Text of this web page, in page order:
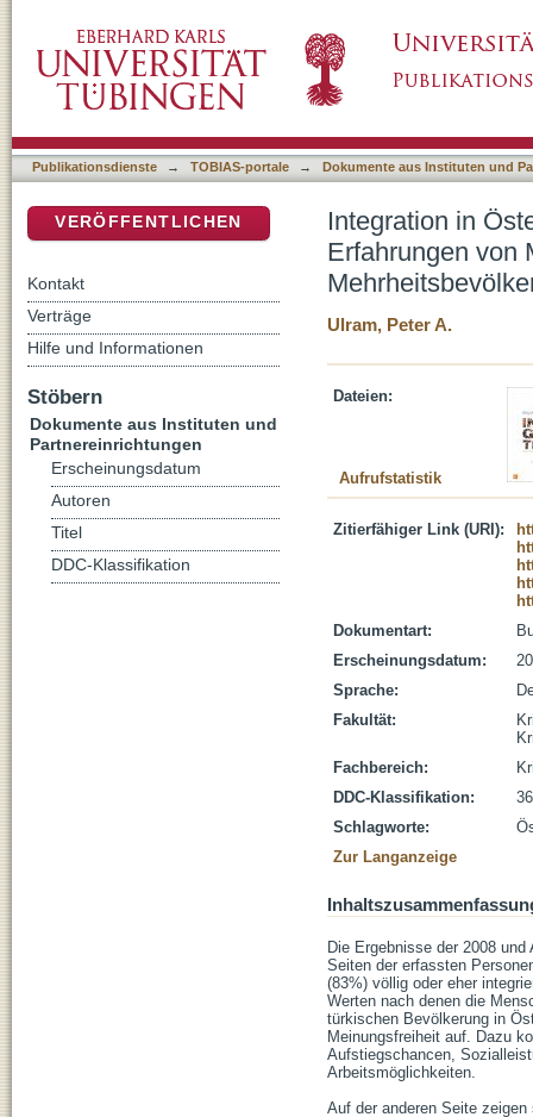
Angehörigen der Mehrheitsbevölkerung
Publikationsdienste → TOBIAS-portale → Dokumente aus Instituten und
Integration in
Erfahrungen von
Ulram, Peter A.
Dateien:
Aufrufstatistik
Zitierfähiger Link (URI):
Dokumentart:
Erscheinungsdatum:
Sprache:
Fakultät:
Fachbereich:
DDC-Klassifikation:
Schlagworte:
Zur Langanzeige
Die Ergebnisse der 2008
Seiten der erfassten
(83%) völlig oder eher
Werten nach denen die
türkischen Bevölkerung in
Meinungsfreiheit auf. Dazu
Aufstiegschancen,
Arbeitsmöglichkeiten.
Auf der anderen Seite
VERÖFFENTLICHEN
Kontakt
Verträge
Hilfe und Informationen
Stöbern
Dokumente aus Instituten und
Partnereinrichtungen
Erscheinungsdatum
Autoren
Titel
DDC-Klassifikation